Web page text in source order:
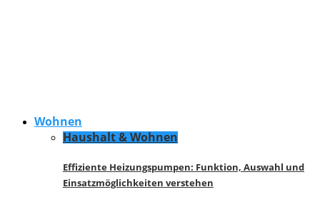
Wohnen
Haushalt & Wohnen
Effiziente Heizungspumpen: Funktion, Auswahl und
Einsatzmöglichkeiten verstehen